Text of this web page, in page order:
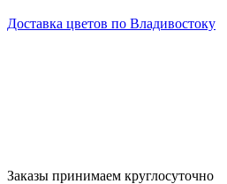
Доставка цветов по Владивостоку
Заказы принимаем круглосуточно